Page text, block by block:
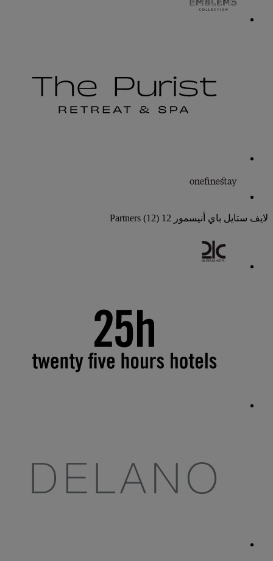
لايف ستايل باي أنيسمور 12 Partners
(12)